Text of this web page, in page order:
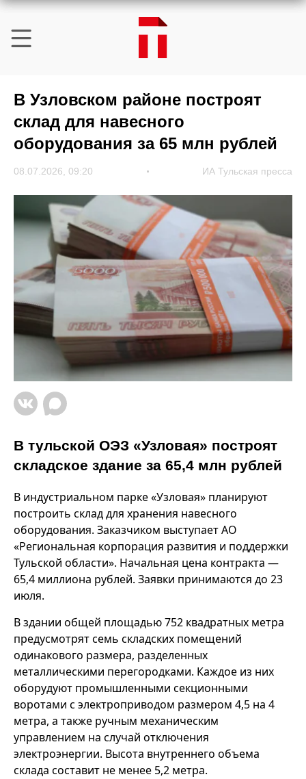
В Узловском районе построят
склад для навесного
оборудования за 65 млн рублей
08.07.2026, 09:20 ИА Тульская пресса
В тульской ОЭЗ «Узловая» построят
складское здание за 65,4 млн рублей
В индустриальном парке «Узловая» планируют
построить склад для хранения навесного
оборудования. Заказчиком выступает АО
«Региональная корпорация развития и поддержки
Тульской области». Начальная цена контракта —
65,4 миллиона рублей. Заявки принимаются до 23
июля.
В здании общей площадью 752 квадратных метра
предусмотрят семь складских помещений
одинакового размера, разделенных
металлическими перегородками. Каждое из них
оборудуют промышленными секционными
воротами с электроприводом размером 4,5 на 4
метра, а также ручным механическим
управлением на случай отключения
электроэнергии. Высота внутреннего объема
склада составит не менее 5,2 метра.